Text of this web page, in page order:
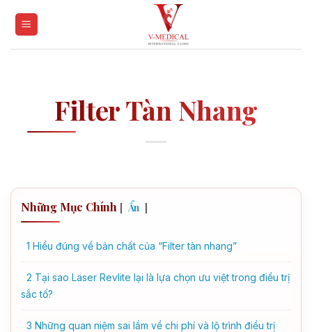
Filter Tàn Nhang
Những Mục Chính [ Ẩn ]
1 Hiểu đúng về bản chất của “Filter tàn nhang”
2 Tại sao Laser Revlite lại là lựa chọn ưu việt trong điều trị
sắc tố?
3 Những quan niệm sai lầm về chi phí và lộ trình điều trị